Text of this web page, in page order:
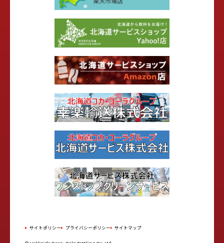
サイトポリシー プライバシーポリシー サイトマップ